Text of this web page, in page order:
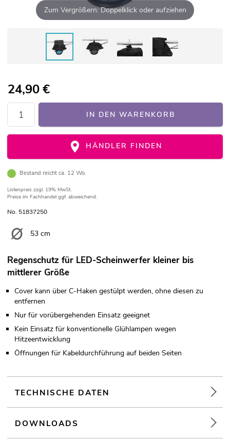
Zum Vergrößern: Doppelklick oder aufziehen
24,90€
IN DEN WARENKORB
HÄNDLER FINDEN
Bestand reicht ca. 12 Wo.
Listenpreis zzgl. 19% MwSt.
Preise im Fachhandel ggf. abweichend.
No. 51837250
53 cm
Regenschutz für LED-Scheinwerfer kleiner bis
mittlerer Größe
Cover kann über C-Haken gestülpt werden, ohne diesen zu
entfernen
Nur für vorübergehenden Einsatz geeignet
Kein Einsatz für konventionelle Glühlampen wegen
Hitzeentwicklung
Öffnungen für Kabeldurchführung auf beiden Seiten
TECHNISCHE DATEN
DOWNLOADS